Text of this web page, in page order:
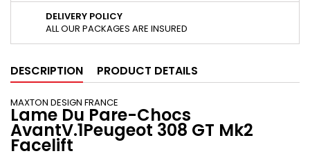
DELIVERY POLICY
ALL OUR PACKAGES ARE INSURED
DESCRIPTION PRODUCT DETAILS
MAXTON DESIGN FRANCE
Lame Du Pare-Chocs
AvantV.1Peugeot 308 GT Mk2
Facelift